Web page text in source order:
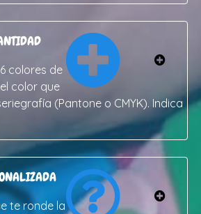
colores de
color que
(Pantone o CMYK). Indica
te ronde la